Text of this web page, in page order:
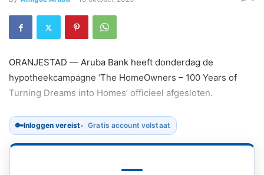
ORANJESTAD — Aruba Bank heeft donderdag de
hypotheekcampagne ‘The HomeOwners – 100 Years of
Turning Dreams into Homes’ officieel afgesloten.
🔑Inloggen vereist Gratis account volstaat